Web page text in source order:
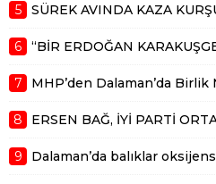
5 SÜREK AVINDA KAZA
6 “BİR ERDOĞAN
7 MHP’den Dalaman’da Birlik
8 ERSEN BAĞ, İYİ PARTİ
9 Dalaman’da balıklar